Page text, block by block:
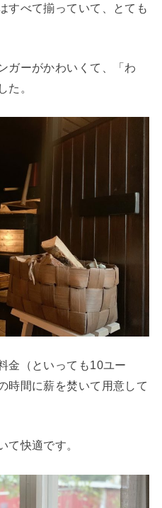
すべて揃っていて、とても
ガーがかわいくて、「わ
た。
金（といっても10ユー
時間に薪を焚いて用意して
て快適です。